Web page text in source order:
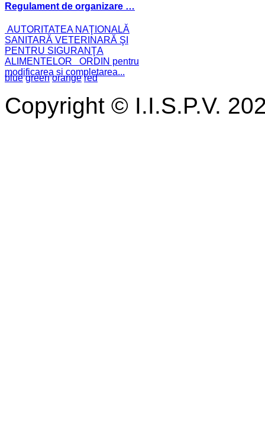
Regulament de organizare …
AUTORITATEA NAŢIONALĂ
SANITARĂ VETERINARĂ ŞI
PENTRU SIGURANŢA
ALIMENTELOR ORDIN pentru
modificarea și completarea...
blue green orange red
Copyright © I.I.S.P.V.